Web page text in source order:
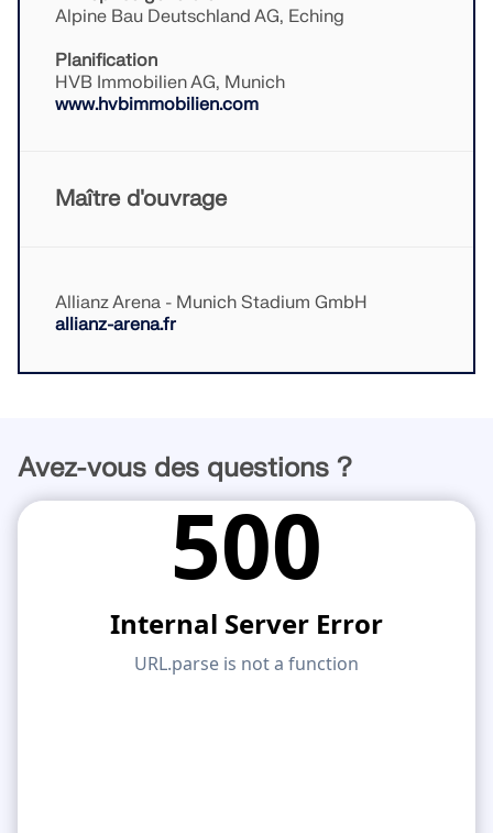
Alpine Bau Deutschland AG, Eching
Planification
HVB Immobilien AG, Munich
www.hvbimmobilien.com
Maître d'ouvrage
Allianz Arena - Munich Stadium GmbH
allianz-arena.fr
Avez-vous des questions ?